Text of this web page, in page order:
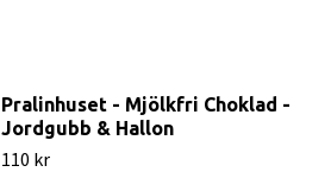
Pralinhuset - Mjölkfri Choklad -
Jordgubb & Hallon
110 kr